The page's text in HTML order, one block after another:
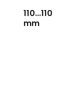
110...110
mm